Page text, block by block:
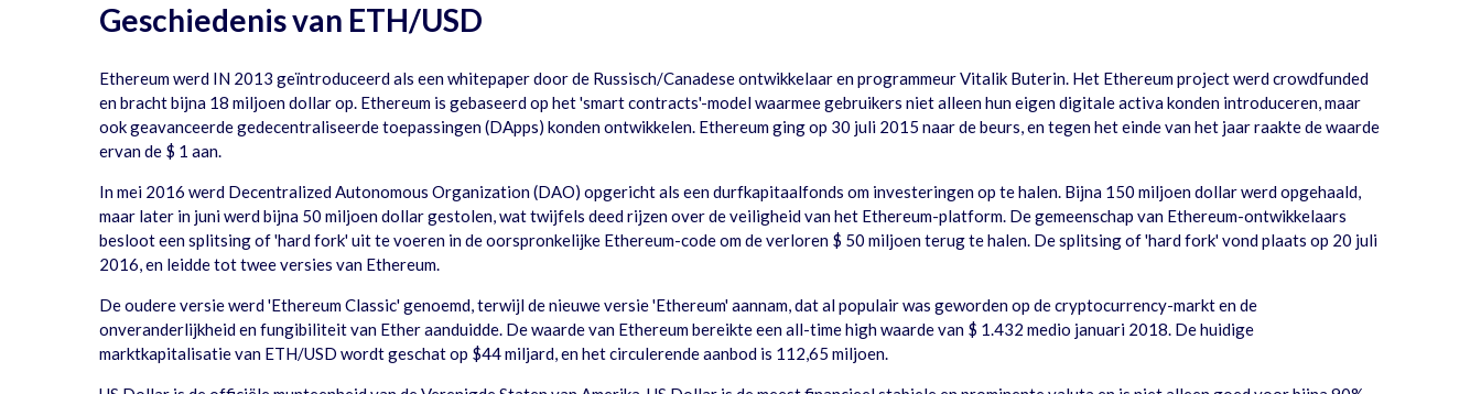
Geschiedenis van ETH/USD
Ethereum werd IN 2013 geïntroduceerd als een whitepaper door de Russisch/Canadese ontwikkelaar en programmeur Vitalik Buterin. Het Ethereum project werd crowdfunded
en bracht bijna 18 miljoen dollar op. Ethereum is gebaseerd op het 'smart contracts'-model waarmee gebruikers niet alleen hun eigen digitale activa konden introduceren, maar
ook geavanceerde gedecentraliseerde toepassingen (DApps) konden ontwikkelen. Ethereum ging op 30 juli 2015 naar de beurs, en tegen het einde van het jaar raakte de waarde
ervan de $ 1 aan.
In mei 2016 werd Decentralized Autonomous Organization (DAO) opgericht als een durfkapitaalfonds om investeringen op te halen. Bijna 150 miljoen dollar werd opgehaald,
maar later in juni werd bijna 50 miljoen dollar gestolen, wat twijfels deed rijzen over de veiligheid van het Ethereum-platform. De gemeenschap van Ethereum-ontwikkelaars
besloot een splitsing of 'hard fork' uit te voeren in de oorspronkelijke Ethereum-code om de verloren $ 50 miljoen terug te halen. De splitsing of 'hard fork' vond plaats op 20 juli
2016, en leidde tot twee versies van Ethereum.
De oudere versie werd 'Ethereum Classic' genoemd, terwijl de nieuwe versie 'Ethereum' aannam, dat al populair was geworden op de cryptocurrency-markt en de
onveranderlijkheid en fungibiliteit van Ether aanduidde. De waarde van Ethereum bereikte een all-time high waarde van $ 1.432 medio januari 2018. De huidige
marktkapitalisatie van ETH/USD wordt geschat op $44 miljard, en het circulerende aanbod is 112,65 miljoen.